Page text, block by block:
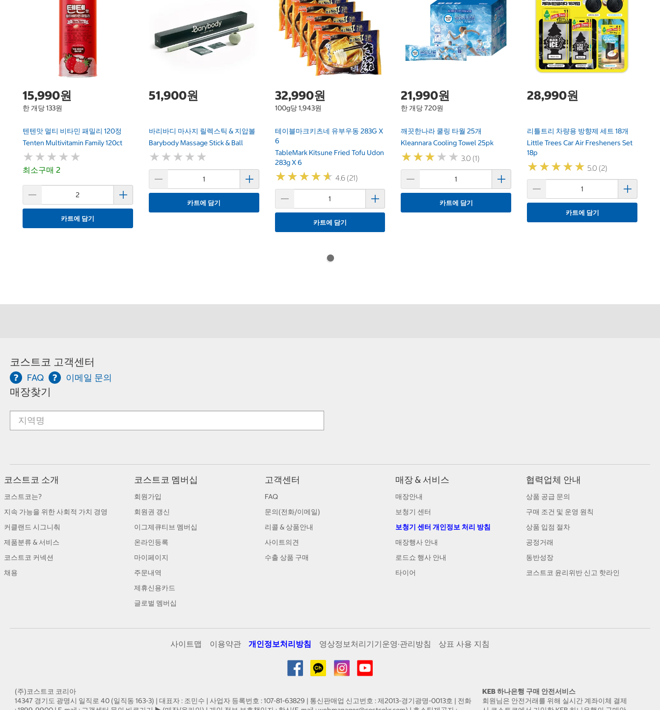
15,990원
한 개당 133원
텐텐맛 멀티 비타민 패밀리 120정
Tenten Multivitamin Family 120ct
★ ★ ★ ★ ★
★ ★ ★ ★ ★
최소구매 2
카트에 담기
51,900원
바리바디 마사지 릴렉스틱 & 지압볼
Barybody Massage Stick & Ball
★ ★ ★ ★ ★
★ ★ ★ ★ ★
카트에 담기
32,990원
100g당 1,943원
테이블마크키츠네 유부우동 283G X
6
TableMark Kitsune Fried Tofu Udon
283g X 6
★★★★★
★★★★★ 4.6 (21)
카트에 담기
21,990원
한 개당 720원
깨끗한나라 쿨링 타월 25개
Kleannara Cooling Towel 25pk
★★★ ★ ★
★★★ ★ ★ 3.0 (1)
카트에 담기
28,990원
리틀트리 차량용 방향제 세트 18개
Little Trees Car Air Fresheners Set
18p
★★★★★
★★★★★ 5.0 (2)
카트에 담기
코스트코 고객센터
FAQ 이메일 문의
매장찾기
코스트코 소개
코스트코는?
지속 가능을 위한 사회적 가치 경영
커클랜드 시그니춰
제품분류 & 서비스
코스트코 커넥션
채용
코스트코 멤버십
회원가입
회원권 갱신
이그제큐티브 멤버십
온라인등록
마이페이지
주문내역
제휴신용카드
글로벌 멤버십
고객센터
FAQ
문의(전화/이메일)
리콜 & 상품안내
사이트의견
수출 상품 구매
매장 & 서비스
매장안내
보청기 센터
보청기 센터 개인정보 처리 방침
매장행사 안내
로드쇼 행사 안내
타이어
협력업체 안내
상품 공급 문의
구매 조건 및 운영 원칙
상품 입점 절차
공정거래
동반성장
코스트코 윤리위반 신고 핫라인
사이트맵 이용약관 개인정보처리방침 영상정보처리기기운영·관리방침 상표 사용 지침
(주)코스트코 코리아
14347 경기도 광명시 일직로 40 (일직동 163-3) | 대표자 : 조민수 | 사업자 등록번호 : 107-81-63829 | 통신판매업 신고번호 : 제2013-경기광명-0013호 | 전화
KEB 하나은행 구매 안전서비스
회원님은 안전거래를 위해 실시간 계좌이체 결제